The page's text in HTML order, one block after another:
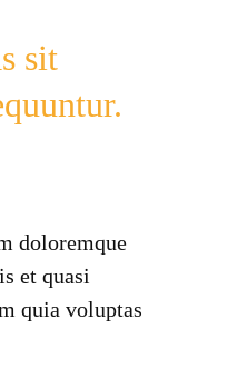
sit
doloremque
et quasi
quia voluptas